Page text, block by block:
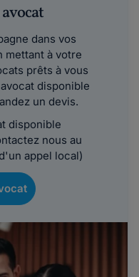
dans vos
mettant à votre
prêts à vous
disponible
un devis.
disponible
nous au
appel local)